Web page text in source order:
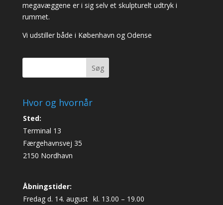
megavæggene er i sig selv et skulpturelt udtryk i
rummet.
Vi udstiller både i København og Odense
Søg
Hvor og hvornår
Sted:
Terminal 13
Færgehavnsvej 35
2150 Nordhavn
Åbningstider:
Fredag d. 14. august kl. 13.00 – 19.00